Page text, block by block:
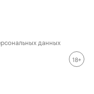
данных
18+